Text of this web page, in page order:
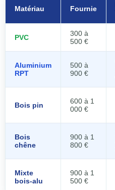
Matériau Fournie
PVC
300 à
500 €
Aluminium
RPT
500 à
900 €
Bois pin
600 à 1
000 €
Bois
chêne
900 à 1
800 €
Mixte
bois-alu
900 à 1
500 €